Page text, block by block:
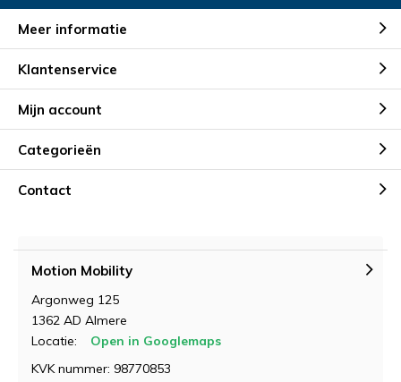
Meer informatie
Klantenservice
Mijn account
Categorieën
Contact
Motion Mobility
Argonweg 125
1362 AD Almere
Locatie:
Open in Googlemaps
KVK nummer: 98770853